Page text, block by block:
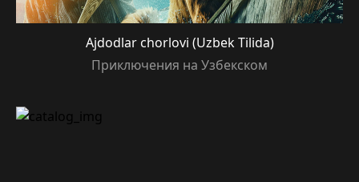
Ajdodlar chorlovi (Uzbek Tilida)
Приключения на Узбекском